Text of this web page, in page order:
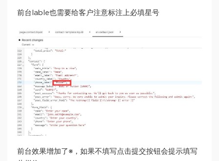
前台lable也需要给客户注意标注上必填星号
前台效果增加了※，如果不填写点击提交按钮会提示填写